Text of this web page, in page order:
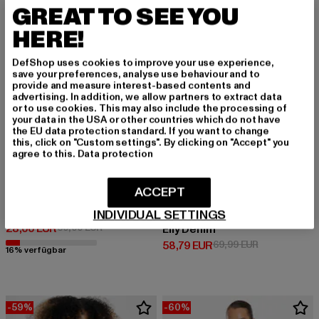
Ladies Oversized Colored
28,00 EUR
Derzeitiger Preis: 28,00 EUR
69,99 EURAktionspreis: 69,99 EUR
16% verfügbar
PEGADOR
Elly Denim
58,79 EUR
Derzeitiger Preis: 58,79 EUR
69,99 EURAktionspreis:
-59% -60%
GREAT TO SEE YOU
HERE!
DefShop uses cookies to improve your use experience,
save your preferences, analyse use behaviour and to
provide and measure interest-based contents and
advertising. In addition, we allow partners to extract data
or to use cookies. This may also include the processing of
your data in the USA or other countries which do not have
the EU data protection standard. If you want to change
this, click on "Custom settings". By clicking on "Accept" you
agree to this. Data protection
INDIVIDUAL SETTINGS
ACCEPT